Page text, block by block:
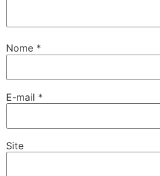
Nome *
E-mail *
Site